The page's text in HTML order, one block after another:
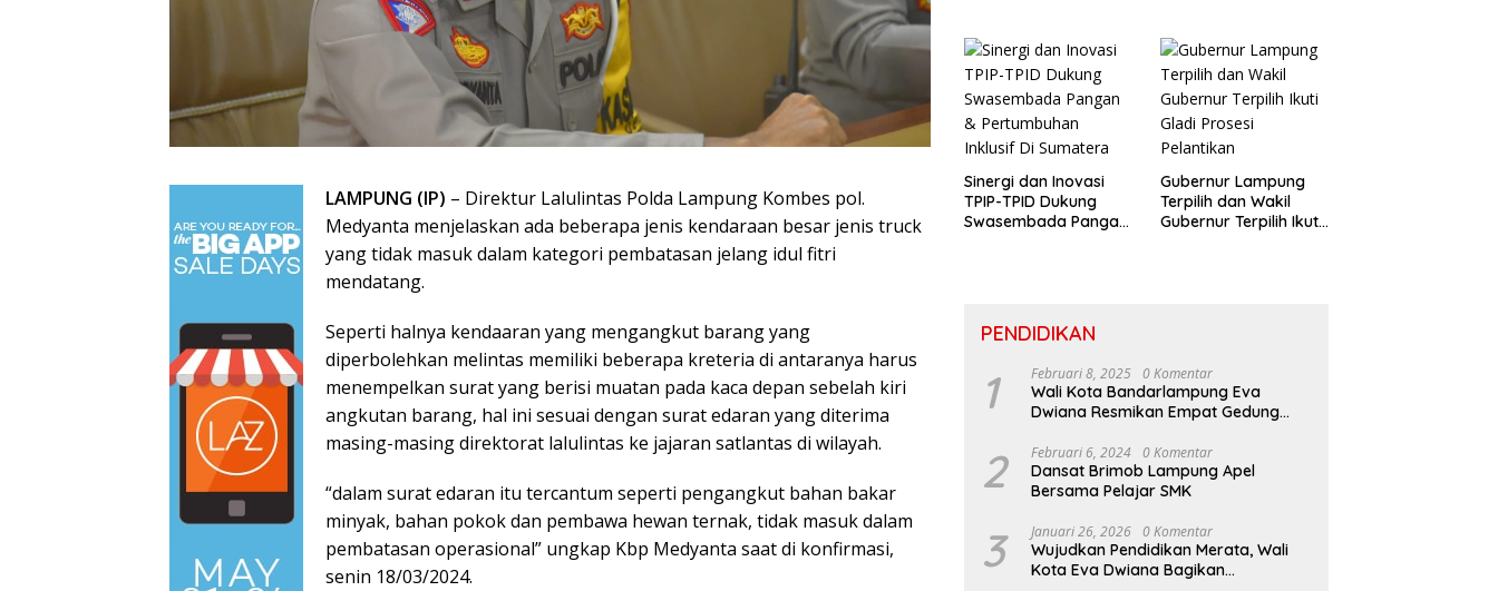
LAMPUNG (IP) – Direktur Lalulintas Polda Lampung Kombes pol.
Medyanta menjelaskan ada beberapa jenis kendaraan besar jenis truck
yang tidak masuk dalam kategori pembatasan jelang idul fitri
mendatang.
Seperti halnya kendaaran yang mengangkut barang yang
diperbolehkan melintas memiliki beberapa kreteria di antaranya harus
menempelkan surat yang berisi muatan pada kaca depan sebelah kiri
angkutan barang, hal ini sesuai dengan surat edaran yang diterima
masing-masing direktorat lalulintas ke jajaran satlantas di wilayah.
“dalam surat edaran itu tercantum seperti pengangkut bahan bakar
minyak, bahan pokok dan pembawa hewan ternak, tidak masuk dalam
pembatasan operasional” ungkap Kbp Medyanta saat di konfirmasi,
senin 18/03/2024.
HPN 2026
Sinergi dan Inovasi
TPIP-TPID Dukung
Swasembada Pangan
Gubernur Lampung
Terpilih dan Wakil
Gubernur Terpilih Ikuti
PENDIDIKAN
1 Februari 8, 2025 0 Komentar
Wali Kota Bandarlampung Eva
Dwiana Resmikan Empat Gedung
2 Februari 6, 2024 0 Komentar
Dansat Brimob Lampung Apel
Bersama Pelajar SMK
3 Januari 26, 2026 0 Komentar
Wujudkan Pendidikan Merata, Wali
Kota Eva Dwiana Bagikan